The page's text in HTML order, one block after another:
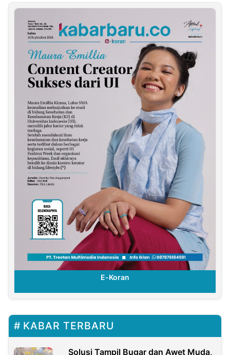
E-Koran
KABAR TERBARU
Solusi Tampil Bugar dan Awet Muda,